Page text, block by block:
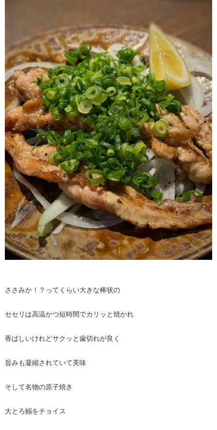
ささみか！？ってくらい大きな棒状の
セセリは高温かつ短時間でカリッと焼かれ
香ばしいけれどサクッと歯切れが良く
旨みも凝縮されていて美味
そして名物の原子焼き
大とろ鰯をチョイス